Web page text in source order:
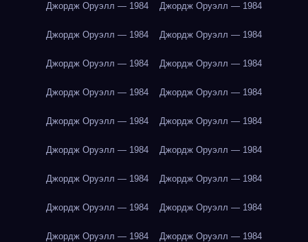
Джордж Оруэлл — 1984 Джордж Оруэлл — 1984
Джордж Оруэлл — 1984 Джордж Оруэлл — 1984
Джордж Оруэлл — 1984 Джордж Оруэлл — 1984
Джордж Оруэлл — 1984 Джордж Оруэлл — 1984
Джордж Оруэлл — 1984 Джордж Оруэлл — 1984
Джордж Оруэлл — 1984 Джордж Оруэлл — 1984
Джордж Оруэлл — 1984 Джордж Оруэлл — 1984
Джордж Оруэлл — 1984 Джордж Оруэлл — 1984
Джордж Оруэлл — 1984 Джордж Оруэлл — 1984